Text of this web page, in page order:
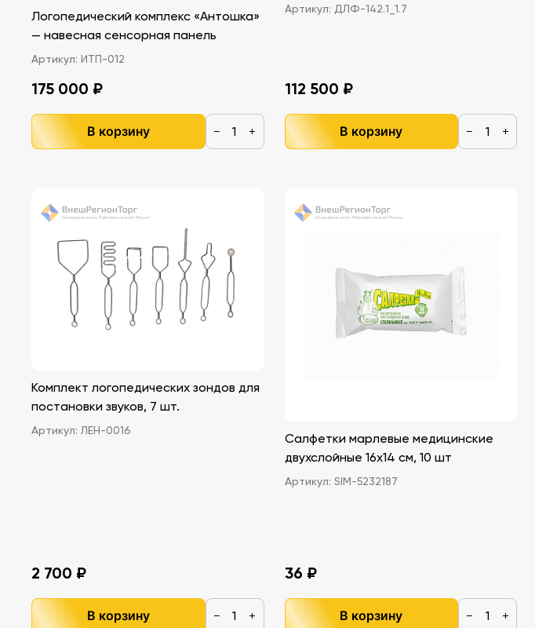
Логопедический комплекс «Антошка»
— навесная сенсорная панель
Артикул: ИТП-012
175 000 ₽
В корзину − +
Артикул: ДЛФ-142.1_1.7
112 500 ₽
В корзину − +
Комплект логопедических зондов для
постановки звуков, 7 шт.
Артикул: ЛЕН-0016
2 700 ₽
В корзину − +
Салфетки марлевые медицинские
двухслойные 16х14 см, 10 шт
Артикул: SIM-5232187
36 ₽
В корзину − +